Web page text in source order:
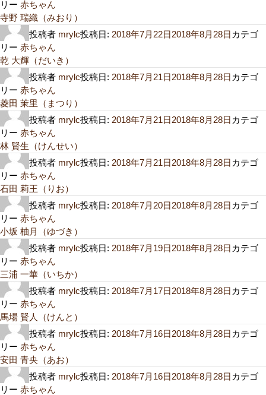
リー 赤ちゃん
寺野 瑞織（みおり）
投稿者 mrylc投稿日: 2018年7月22日2018年8月28日 カテゴ
リー 赤ちゃん
乾 大輝（だいき）
投稿者 mrylc投稿日: 2018年7月21日2018年8月28日 カテゴ
リー 赤ちゃん
菱田 茉里（まつり）
投稿者 mrylc投稿日: 2018年7月21日2018年8月28日 カテゴ
リー 赤ちゃん
林 賢生（けんせい）
投稿者 mrylc投稿日: 2018年7月21日2018年8月28日 カテゴ
リー 赤ちゃん
石田 莉王（りお）
投稿者 mrylc投稿日: 2018年7月20日2018年8月28日 カテゴ
リー 赤ちゃん
小坂 柚月（ゆづき）
投稿者 mrylc投稿日: 2018年7月19日2018年8月28日 カテゴ
リー 赤ちゃん
三浦 一華（いちか）
投稿者 mrylc投稿日: 2018年7月17日2018年8月28日 カテゴ
リー 赤ちゃん
馬場 賢人（けんと）
投稿者 mrylc投稿日: 2018年7月16日2018年8月28日 カテゴ
リー 赤ちゃん
安田 青央（あお）
投稿者 mrylc投稿日: 2018年7月16日2018年8月28日 カテゴ
リー 赤ちゃん